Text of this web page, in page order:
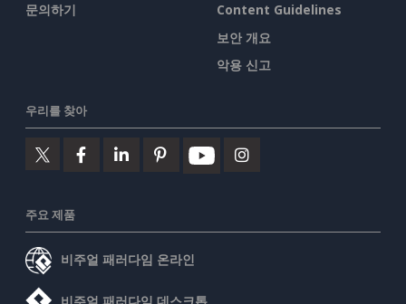
문의하기
Content Guidelines
보안 개요
악용 신고
우리를 찾아
주요 제품
비주얼 패러다임 온라인
비주얼 패러다임 데스크톱